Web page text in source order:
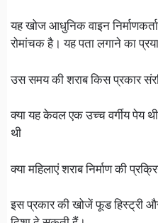
यह खोज आधुनिक वाइन
रोमांचक है। यह पता लगाने का
उस समय की शराब किस प्रकार
क्या यह केवल एक उच्च वर्गीय पेय
थी
क्या महिलाएं शराब निर्माण की
इस प्रकार की खोजें फूड हिस्ट्री